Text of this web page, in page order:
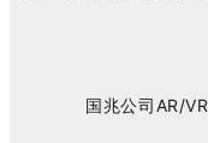
国兆公司AR/VR